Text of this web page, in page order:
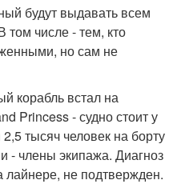
будут выдавать всем
числе - тем, кто
но сам не
корабль встал на
Princess - судно стоит у
тысяч человек на борту
- члены экипажа. Диагноз
лайнере, не подтвержден.